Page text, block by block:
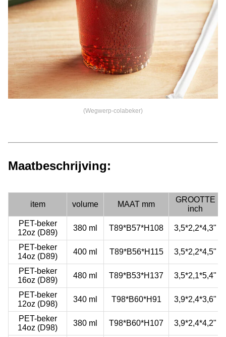
(Wegwerp-colabeker)
Maatbeschrijving:
item volume MAAT mm
GROOTTE
inch
PET-beker
12oz (D89)
380 ml T89*B57*H108 3,5*2,2*4,3"
PET-beker
14oz (D89)
400 ml T89*B56*H115 3,5*2,2*4,5"
PET-beker
16oz (D89)
480 ml T89*B53*H137 3,5*2,1*5,4"
PET-beker
12oz (D98)
340 ml T98*B60*H91 3,9*2,4*3,6"
PET-beker
14oz (D98)
380 ml T98*B60*H107 3,9*2,4*4,2"